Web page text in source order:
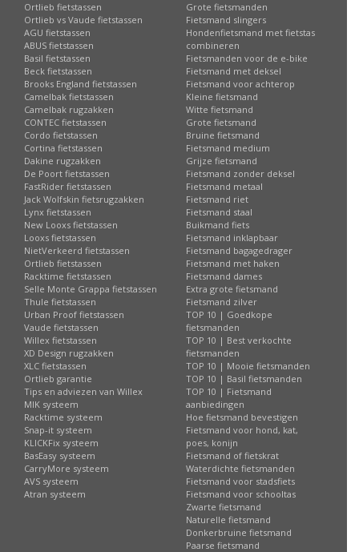
Ortlieb fietstassen
Ortlieb vs Vaude fietstassen
AGU fietstassen
ABUS fietstassen
Basil fietstassen
Beck fietstassen
Brooks England fietstassen
Camelbak fietstassen
Camelbak rugzakken
CONTEC fietstassen
Cordo fietstassen
Cortina fietstassen
Dakine rugzakken
De Poort fietstassen
FastRider fietstassen
Jack Wolfskin fietsrugzakken
Lynx fietstassen
New Looxs fietstassen
Looxs fietstassen
NietVerkeerd fietstassen
Ortlieb fietstassen
Racktime fietstassen
Selle Monte Grappa fietstassen
Thule fietstassen
Urban Proof fietstassen
Vaude fietstassen
Willex fietstassen
XD Design rugzakken
XLC fietstassen
Ortlieb garantie
Tips en adviezen van Willex
MIK systeem
Racktime systeem
Snap-it systeem
KLICKFix systeem
BasEasy systeem
CarryMore systeem
AVS systeem
Atran systeem
Grote fietsmanden
Fietsmand slingers
Hondenfietsmand met fietstas
combineren
Fietsmanden voor de e-bike
Fietsmand met deksel
Fietsmand voor achterop
Kleine fietsmand
Witte fietsmand
Grote fietsmand
Bruine fietsmand
Fietsmand medium
Grijze fietsmand
Fietsmand zonder deksel
Fietsmand metaal
Fietsmand riet
Fietsmand staal
Buikmand fiets
Fietsmand inklapbaar
Fietsmand bagagedrager
Fietsmand met haken
Fietsmand dames
Extra grote fietsmand
Fietsmand zilver
TOP 10 | Goedkope
fietsmanden
TOP 10 | Best verkochte
fietsmanden
TOP 10 | Mooie fietsmanden
TOP 10 | Basil fietsmanden
TOP 10 | Fietsmand
aanbiedingen
Hoe fietsmand bevestigen
Fietsmand voor hond, kat,
poes, konijn
Fietsmand of fietskrat
Waterdichte fietsmanden
Fietsmand voor stadsfiets
Fietsmand voor schooltas
Zwarte fietsmand
Naturelle fietsmand
Donkerbruine fietsmand
Paarse fietsmand